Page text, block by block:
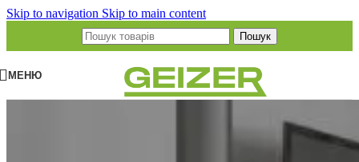
Skip to navigation Skip to main content
Пошук
МЕНЮ